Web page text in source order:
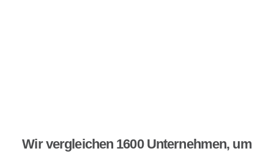
Wir vergleichen 1600 Unternehmen, um